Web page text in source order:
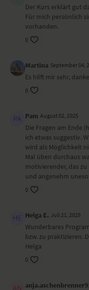
Der Kurs erklärt gut
Für mich persönlich
vorhanden.
0
Martina September 04,
Es hilft mir sehr, danke
0
Pam August 02, 2025
Die Fragen am Ende
ich etwas suggestiv.
wird als Möglichkeit
Mal üben durchaus
motivierender, das
und angenehm
0
Helga E. Juli 21, 2025
Wunderbares
bzw. zu praktizieren.
Helga
0